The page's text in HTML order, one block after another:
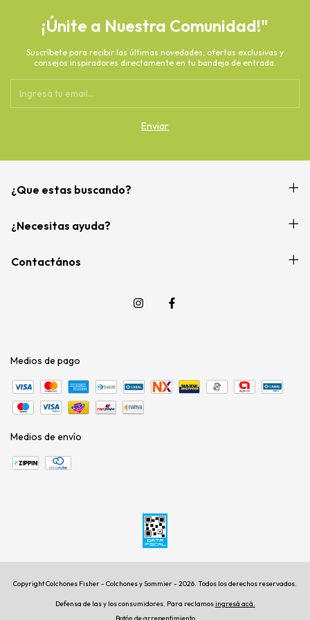
¡Únite a Nuestra Comunidad!"
Suscríbete para recibir las últimas novedades, ofertas exclusivas y
consejos inspiradores directamente en tu bandeja de entrada.
¿Que estas buscando?
¿Necesitas ayuda?
Contactános
Medios de pago
Medios de envío
Copyright Colchones Fisher - Colchones y Sommier - 2026. Todos los derechos reservados.
Defensa de las y los consumidores. Para reclamosingresá acá.